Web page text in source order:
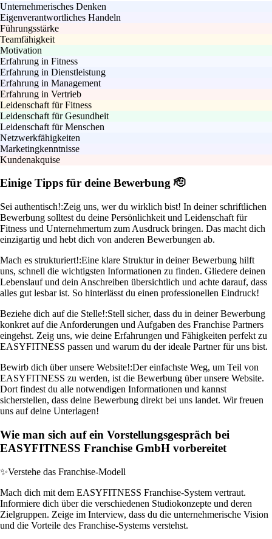
Unternehmerisches Denken
Eigenverantwortliches Handeln
Führungsstärke
Teamfähigkeit
Motivation
Erfahrung in Fitness
Erfahrung in Dienstleistung
Erfahrung in Management
Erfahrung in Vertrieb
Leidenschaft für Fitness
Leidenschaft für Gesundheit
Leidenschaft für Menschen
Netzwerkfähigkeiten
Marketingkenntnisse
Kundenakquise
Einige Tipps für deine Bewerbung 🫡
Sei authentisch!:Zeig uns, wer du wirklich bist! In deiner schriftlichen
Bewerbung solltest du deine Persönlichkeit und Leidenschaft für
Fitness und Unternehmertum zum Ausdruck bringen. Das macht dich
einzigartig und hebt dich von anderen Bewerbungen ab.
Mach es strukturiert!:Eine klare Struktur in deiner Bewerbung hilft
uns, schnell die wichtigsten Informationen zu finden. Gliedere deinen
Lebenslauf und dein Anschreiben übersichtlich und achte darauf, dass
alles gut lesbar ist. So hinterlässt du einen professionellen Eindruck!
Beziehe dich auf die Stelle!:Stell sicher, dass du in deiner Bewerbung
konkret auf die Anforderungen und Aufgaben des Franchise Partners
eingehst. Zeig uns, wie deine Erfahrungen und Fähigkeiten perfekt zu
EASYFITNESS passen und warum du der ideale Partner für uns bist.
Bewirb dich über unsere Website!:Der einfachste Weg, um Teil von
EASYFITNESS zu werden, ist die Bewerbung über unsere Website.
Dort findest du alle notwendigen Informationen und kannst
sicherstellen, dass deine Bewerbung direkt bei uns landet. Wir freuen
uns auf deine Unterlagen!
Wie man sich auf ein Vorstellungsgespräch bei
EASYFITNESS Franchise GmbH vorbereitet
✨Verstehe das Franchise-Modell
Mach dich mit dem EASYFITNESS Franchise-System vertraut.
Informiere dich über die verschiedenen Studiokonzepte und deren
Zielgruppen. Zeige im Interview, dass du die unternehmerische Vision
und die Vorteile des Franchise-Systems verstehst.